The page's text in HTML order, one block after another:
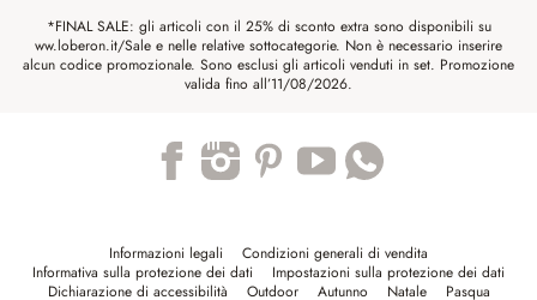
*FINAL SALE: gli articoli con il 25% di sconto extra sono disponibili su
ww.loberon.it/Sale e nelle relative sottocategorie. Non è necessario inserire
alcun codice promozionale. Sono esclusi gli articoli venduti in set. Promozione
valida fino all’11/08/2026.
Informazioni legali
Condizioni generali di vendita
Informativa sulla protezione dei dati
Impostazioni sulla protezione dei dati
Dichiarazione di accessibilità
Outdoor Autunno Natale Pasqua